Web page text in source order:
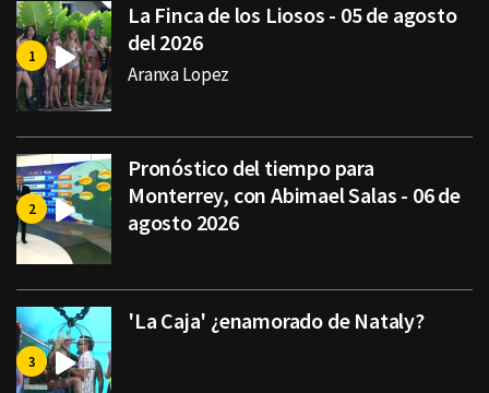
La Finca de los Liosos - 05 de agosto
del 2026
Aranxa Lopez
Pronóstico del tiempo para
Monterrey, con Abimael Salas - 06 de
agosto 2026
'La Caja' ¿enamorado de Nataly?